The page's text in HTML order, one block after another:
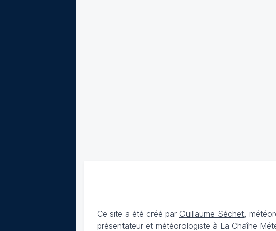
Ce site a été créé par Guillaume Séchet ,
présentateur et météorologiste à La Chaîne